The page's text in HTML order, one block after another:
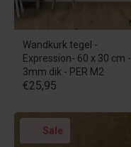
Wandkurk tegel -
Expression- 60 x 30 cm -
3mm dik - PER M2
€25,95
Sale